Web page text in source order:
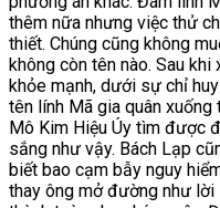
thêm nữa nhưng việc thử
thiết. Chúng cũng không
không còn tên nào. Sau
khỏe mạnh, dưới sự chỉ
tên lính Mã gia quân
Mô Kim Hiệu Úy tìm được
sắng như vậy. Bách Lạp
biết bao cạm bẫy nguy
thay ông mở đường như lời